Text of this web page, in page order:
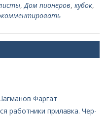
,Дом пионеров, кубок,
Фаргат
работники прилавка. Чер­